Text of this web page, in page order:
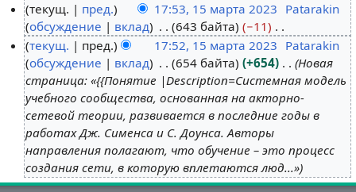
5
текущ. пред. 17:53, 15 марта 2023 Patarakin
обсуждение
вклад 643 байта
−11
Н
е
т
о
п
и
с
а
н
текущ. пред. 17:52, 15 марта 2023 Patarakin
обсуждение
вклад 654 байта +654
Новая
страница: «{{Понятие |Description=Системная модель
учебного сообщества, основанная на акторно-
сетевой теории, развивается в последние годы в
работах Дж. Сименса и С. Доунса. Авторы
направления полагают, что обучение – это процесс
создания сети, в которую вплетаются люд...»